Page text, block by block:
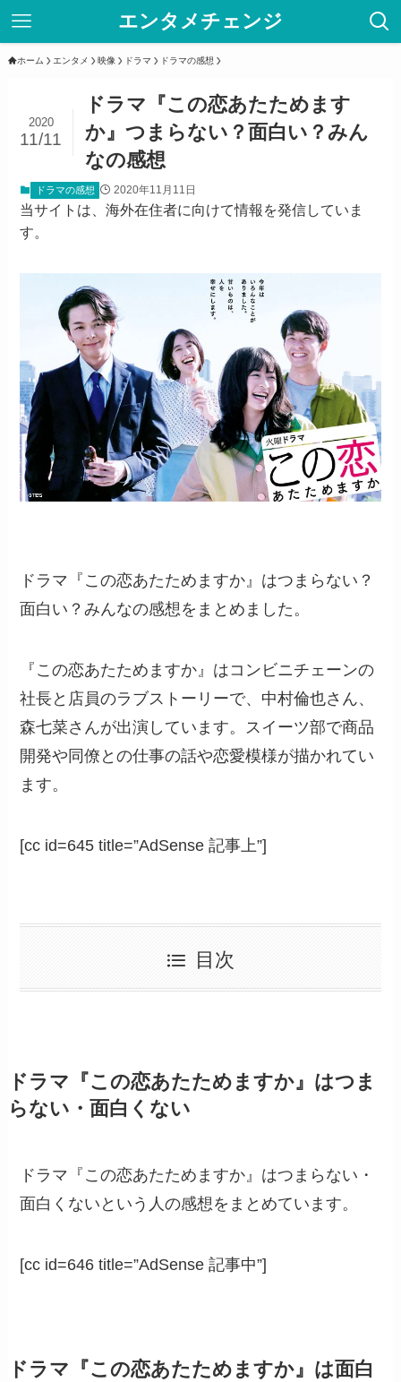
エンタメチェンジ
ホーム エンタメ 映像 ドラマ ドラマの感想
ドラマ『この恋あたためます
か』つまらない？面白い？みん
なの感想
2020
11/11
ドラマの感想 2020年11月11日
当サイトは、海外在住者に向けて情報を発信していま
す。
ドラマ『この恋あたためますか』はつまらない？
面白い？みんなの感想をまとめました。
『この恋あたためますか』はコンビニチェーンの
社長と店員のラブストーリーで、中村倫也さん、
森七菜さんが出演しています。スイーツ部で商品
開発や同僚との仕事の話や恋愛模様が描かれてい
ます。
[cc id=645 title=”AdSense 記事上”]
目次
ドラマ『この恋あたためますか』はつま
らない・面白くない
ドラマ『この恋あたためますか』はつまらない・
面白くないという人の感想をまとめています。
[cc id=646 title=”AdSense 記事中”]
ドラマ『この恋あたためますか』は面白